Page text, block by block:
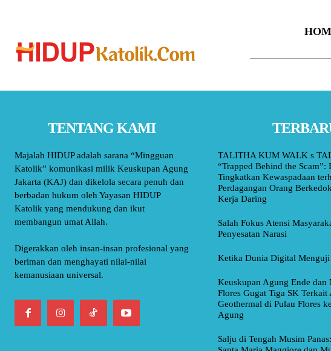
TENTANG KAMI
Majalah HIDUP adalah sarana “Mingguan
Katolik” komunikasi milik Keuskupan Agung
Jakarta (KAJ) dan dikelola secara penuh dan
berbadan hukum oleh Yayasan HIDUP
Katolik yang mendukung dan ikut
membangun umat Allah.
Digerakkan oleh insan-insan profesional yang
beriman dan menghayati nilai-nilai
kemanusiaan universal.
TALITHA KUM WALK s
“Trapped Behind the Scam”:
Tingkatkan Kewaspadaan
Perdagangan Orang
Kerja Daring
Salah Fokus Atensi
Penyesatan Narasi
Ketika Dunia Digital Menguji
Keuskupan Agung Ende dan
Flores Gugat Tiga SK Terkait
Geothermal di Pulau Flores
Agung
Salju di Tengah Musim